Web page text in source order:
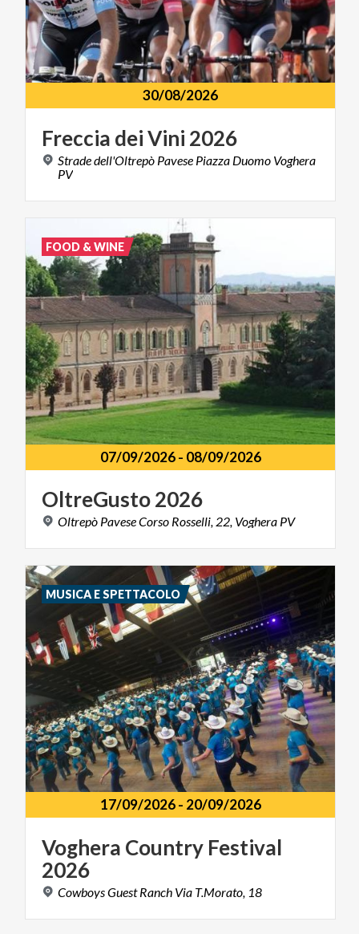
30/08/2026
Freccia deiVini 2026
Strade dell'Oltrepò Pavese Piazza Duomo Voghera
PV
07/09/2026- 08/09/2026
OltreGusto2026
Oltrepò PaveseCorso Rosselli, 22, Voghera PV
FOOD & WINE
17/09/2026- 20/09/2026
Voghera Country Festival
2026
CowboysGuest Ranch Via T.Morato, 18
MUSICA E SPETTACOLO